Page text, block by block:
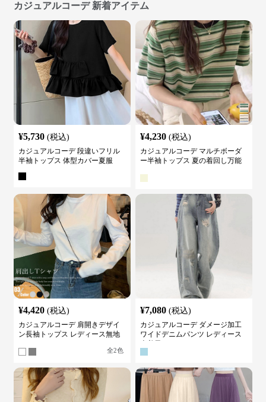
カジュアルコーデ 新着アイテム
¥5,730 (税込)
カジュアルコーデ 段違いフリル
半袖トップス 体型カバー夏服
¥4,230 (税込)
カジュアルコーデ マルチボーダ
ー半袖トップス 夏の着回し万能
¥4,420 (税込)
カジュアルコーデ 肩開きデザイ
ン長袖トップス レディース無地
全2色
¥7,080 (税込)
カジュアルコーデ ダメージ加工
ワイドデニムパンツ レディース